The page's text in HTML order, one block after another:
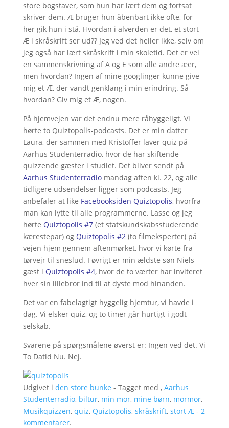
store bogstaver, som hun har lært dem og fortsat
skriver dem. Æ bruger hun åbenbart ikke ofte, for
her gik hun i stå. Hvordan i alverden er det, et stort
Æ i skråskrift ser ud?? Jeg ved det heller ikke, selv om
jeg også har lært skråskrift i min skoletid. Det er vel
en sammenskrivning af A og E som alle andre æer,
men hvordan? Ingen af mine googlinger kunne give
mig et Æ, der vandt genklang i min erindring. Så
hvordan? Giv mig et Æ, nogen.
På hjemvejen var det endnu mere råhyggeligt. Vi
hørte to Quiztopolis-podcasts. Det er min datter
Laura, der sammen med Kristoffer laver quiz på
Aarhus Studenterradio, hvor de har skiftende
quizzende gæster i studiet. Det bliver sendt på
Aarhus Studenterradiomandag aften kl. 22, og alle
tidligere udsendelser ligger som podcasts. Jeg
anbefaler at like Facebooksiden Quiztopolis, hvorfra
man kan lytte til alle programmerne. Lasse og jeg
hørte Quiztopolis #7(et statskundskabsstuderende
kærestepar) og Quiztopolis #2(to filmeksperter) på
vejen hjem gennem aftenmørket, hvor vi kørte fra
tørvejr til sneslud. I øvrigt er min ældste søn Niels
gæst i Quiztopolis #4, hvor de to værter har inviteret
hver sin lillebror ind til at dyste mod hinanden.
Det var en fabelagtigt hyggelig hjemtur, vi havde i
dag. Vi elsker quiz, og to timer går hurtigt i godt
selskab.
Svarene på spørgsmålene øverst er: Ingen ved det. Vi
To Datid Nu. Nej.
Udgivet i den store bunke - Tagget med , Aarhus
Studenterradio, biltur, min mor, mine børn, mormor,
Musikquizzen, quiz, Quiztopolis, skråskrift, stort Æ- 2
kommentarer.